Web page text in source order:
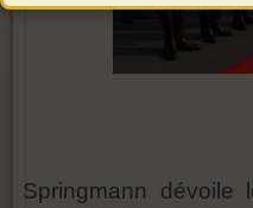
Springmann dévoile